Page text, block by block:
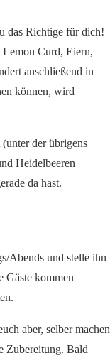
das Richtige für dich!
Lemon Curd, Eiern,
anschließend in
können, wird
der übrigens
Heidelbeeren
da hast.
Abends und stelle ihn
Gäste kommen
aber, selber machen
Zubereitung. Bald